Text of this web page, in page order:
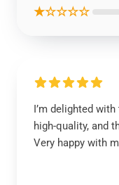
★☆☆☆☆
I’m delighted
high-quality, and
Very happy with